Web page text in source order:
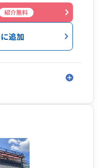
紹介無料
追加